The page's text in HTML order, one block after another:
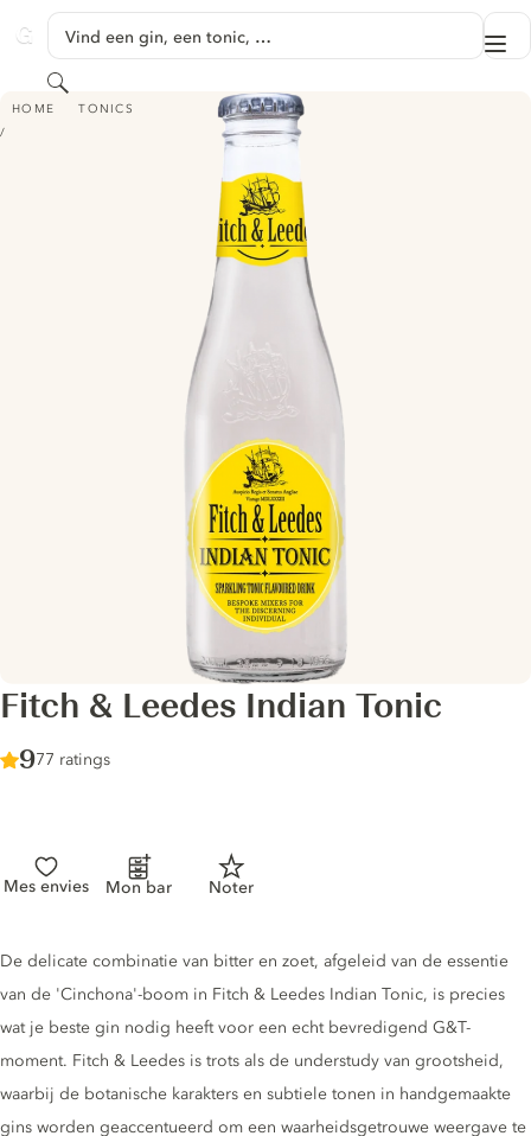
GINVENTORY
Vind een gin, een tonic, …
Zoeken
HOME TONICS
FITCH & LEEDES INDIAN TONIC
Fitch & Leedes Indian Tonic
Score :
9/ 10
77 ratings
Mes envies Mon bar Noter
Tonic description
De delicate combinatie van bitter en zoet, afgeleid van de essentie
van de 'Cinchona'-boom in Fitch & Leedes Indian Tonic, is precies
wat je beste gin nodig heeft voor een echt bevredigend G&T-
moment. Fitch & Leedes is trots als de understudy van grootsheid,
waarbij de botanische karakters en subtiele tonen in handgemaakte
gins worden geaccentueerd om een waarheidsgetrouwe weergave te